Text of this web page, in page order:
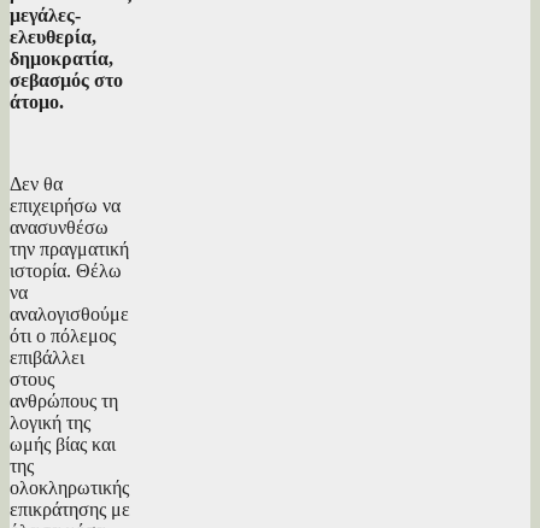
μεγάλες-
ελευθερία,
δημοκρατία,
σεβασμός στο
άτομο.
Δεν θα
επιχειρήσω να
ανασυνθέσω
την πραγματική
ιστορία. Θέλω
να
αναλογισθούμε
ότι ο πόλεμος
επιβάλλει
στους
ανθρώπους τη
λογική της
ωμής βίας και
της
ολοκληρωτικής
επικράτησης με